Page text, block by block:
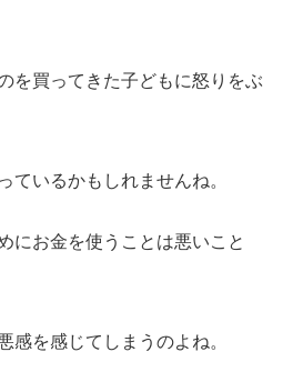
を買ってきた子どもに怒りをぶ
ているかもしれませんね。
にお金を使うことは悪いこと
感を感じてしまうのよね。